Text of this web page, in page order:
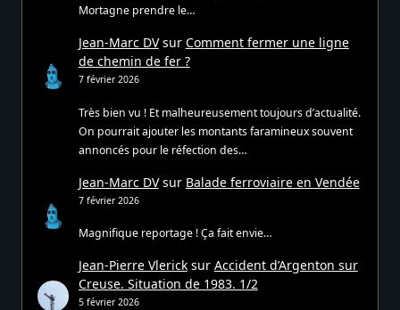
Mortagne prendre le…
Jean-Marc DVsur Comment fermer une ligne
de chemin de fer ?
7 février 2026
Très bien vu ! Et malheureusement toujours d’actualité.
On pourrait ajouter les montants faramineux souvent
annoncés pour le réfection des…
Jean-Marc DVsur Balade ferroviaire en Vendée
7 février 2026
Magnifique reportage ! Ça fait envie…
Jean-Pierre Vlericksur Accident d’Argenton sur
Creuse. Situation de 1983. 1/2
5 février 2026